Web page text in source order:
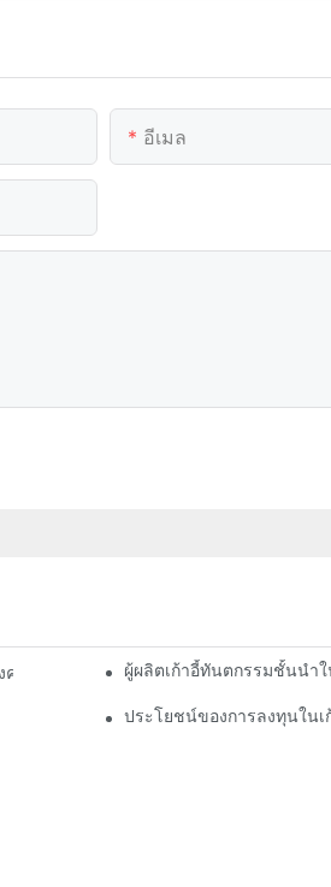
อีเมล
ามสะดวกสบายให้กับผู้ป่วยในระหว่างขั้นต
ผู้ผลิตเก้าอี้ทันตกรรมชั้นนำ
ดเอง ประโยชน์ของการลงทุนใน